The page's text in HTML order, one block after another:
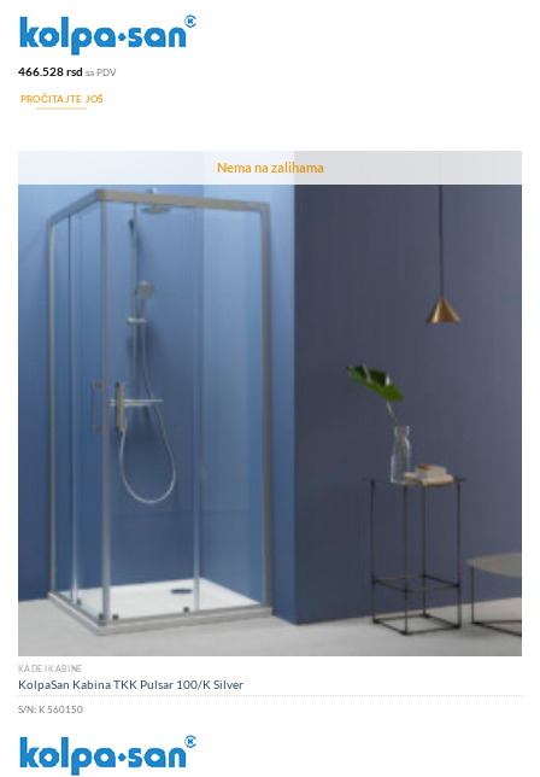
466.528rsd sa PDV
PROČITAJTE JOŠ
Nema na zalihama
KADE I KABINE
KolpaSan Kabina TKK Pulsar 100/K Silver
S/N: K 560150